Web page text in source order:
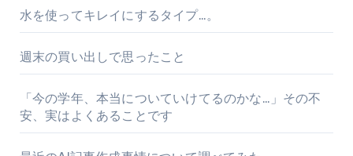
ペ
ー
ジ
送
水を使ってキレイにするタイプ…。
週末の買い出しで思ったこと
「今の学年、本当についていけてるのかな…」その不
安、実はよくあることです